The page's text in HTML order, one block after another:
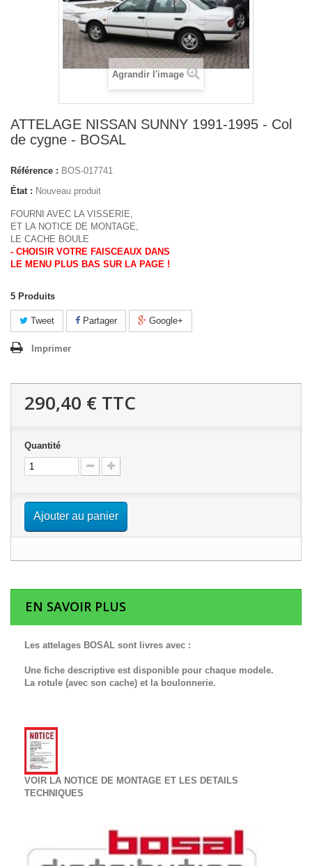
Agrandir l'image
ATTELAGE NISSAN SUNNY 1991-1995 - Col
de cygne - BOSAL
Référence : BOS-017741
État : Nouveau produit
FOURNI AVEC LA VISSERIE,
ET LA NOTICE DE MONTAGE,
LE CACHE BOULE
- CHOISIR VOTRE FAISCEAUX DANS
LE MENU PLUS BAS SUR LA PAGE !
5 Produits
Tweet Partager Google+
Imprimer
290,40 € TTC
Quantité
Ajouter au panier
EN SAVOIR PLUS
Les attelages BOSAL sont livres avec :
Une fiche descriptive est disponible pour chaque modele.
La rotule (avec son cache) et la boulonnerie.
VOIR LA NOTICE DE MONTAGE ET LES DETAILS
TECHNIQUES